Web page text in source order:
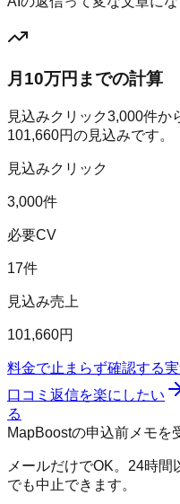
月10万円までの計算
見込みクリック3,000件か
101,660円の見込みです。
見込みクリック
3,000件
必要CV
17件
見込み売上
101,660円
料金で止まらず確認する
口コミ返信を楽にしたい
る
MapBoostの申込前メモを
メールだけでOK。24時
でも中止できます。